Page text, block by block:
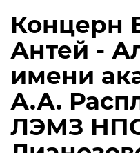
Концерн
Антей -
имени
А.А.
ЛЭМЗ